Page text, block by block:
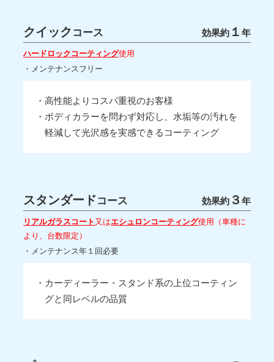
クイック コース 効果約 １ 年
ハードロックコーティング使用
・メンテナンスフリー
・高性能よりコスパ重視のお客様
・ボディカラーを問わず対応し、水垢等の汚れを
軽減して光沢感を実感できるコーティング
スタンダードコース 効果約 ３ 年
リアルガラスコート 又はエシュロンコーティング使用（車種に
より、台数限定）
・メンテナンス年１回必要
・カーディーラー・スタンド系の上位コーティン
グと同レベルの品質